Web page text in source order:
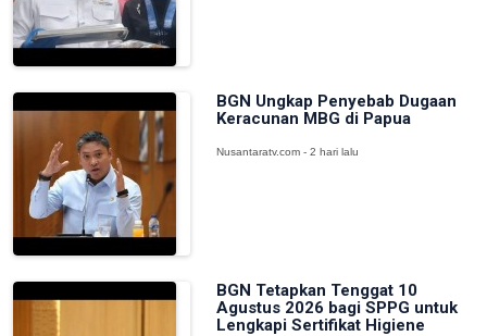
BGN Ungkap Penyebab Dugaan
Keracunan MBG di Papua
Nusantaratv.com - 2 hari lalu
BGN Tetapkan Tenggat 10
Agustus 2026 bagi SPPG untuk
Lengkapi Sertifikat Higiene